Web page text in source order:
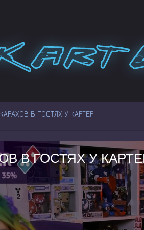
В ГОСТЯХ У КАРТЕР
В ГОСТЯХ У